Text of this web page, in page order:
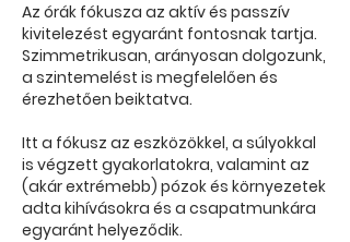
Az órák fókusza az aktív és passzív
kivitelezést egyaránt fontosnak tartja.
Szimmetrikusan, arányosan dolgozunk,
a szintemelést is megfelelően és
érezhetően beiktatva.
Itt a fókusz az eszközökkel, a súlyokkal
is végzett gyakorlatokra, valamint az
(akár extrémebb) pózok és környezetek
adta kihívásokra és a csapatmunkára
egyaránt helyeződik.